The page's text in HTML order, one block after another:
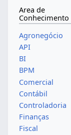
Area de
Conhecimento
Agronegócio
API
BI
BPM
Comercial
Contábil
Controladoria
Finanças
Fiscal